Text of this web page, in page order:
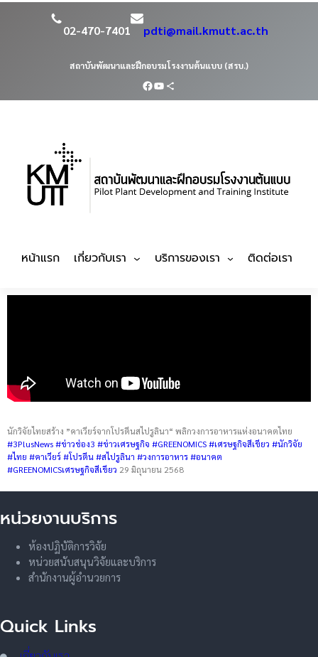
02-470-7401 pdti@mail.kmutt.ac.th
สถาบันพัฒนาและฝึกอบรมโรงงานต้นแบบ (สรบ.)
หน้าแรก เกี่ยวกับเรา บริการของเรา ติดต่อเรา
นักวิจัยไทยสร้าง ”คาเวียร์จากโปรตีนสไปรูลินา“ พลิกวงการอาหารแห่งอนาคตไทย
#3PlusNews#ข่าวช่อง3 #ข่าวเศรษฐกิจ #GREENOMICS#เศรษฐกิจสีเขียว #นักวิจัย
#ไทย #คาเวียร์#โปรตีน#สไปรูลินา #วงการอาหาร#อนาคต
#GREENOMICSเศรษฐกิจสีเขียว 29 มิถุนายน 2568
หน่วยงานบริการ
ห้องปฏิบัติการวิจัย
หน่วยสนับสนุนวิจัยและบริการ
สำนักงานผู้อำนวยการ
Quick Links